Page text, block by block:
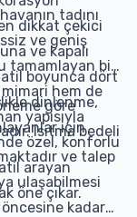
dikkat çekici
ve kapalı
boyunca dört
dinlenme,
için
tadını
ve geniş
tamamlayan bir
hem de
yapısıyla
özel, konforlu
arayan
öne çıkar.
göre
Isıtma bedeli
ve talep
ulaşabilmesi
kadar